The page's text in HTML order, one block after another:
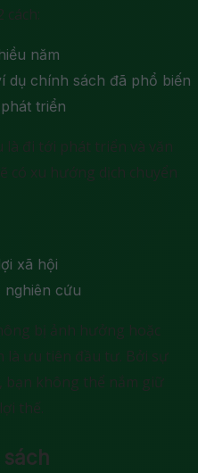
năm
dụ chính sách đã phổ biến
triển
là đi tới phát triển và văn
có xu hướng dịch chuyển
xã hội
nghiên cứu
bị ảnh hưởng hoặc
là ưu tiên đầu tư. Bởi sự
bạn không thể nắm giữ
thế.